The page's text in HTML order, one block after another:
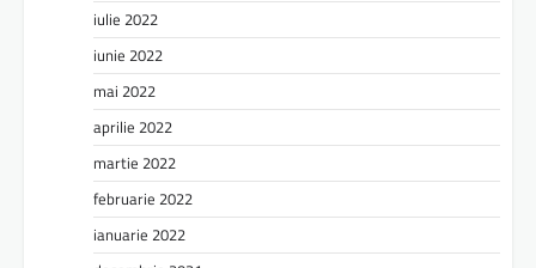
iulie 2022
iunie 2022
mai 2022
aprilie 2022
martie 2022
februarie 2022
ianuarie 2022